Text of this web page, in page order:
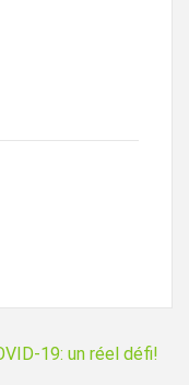
19: un réel défi!